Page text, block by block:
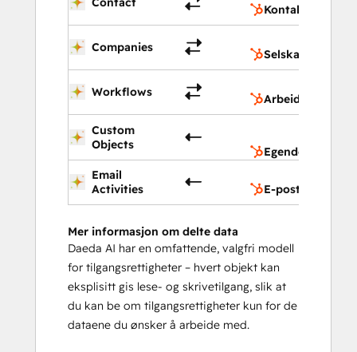
Kontakter
Companies
Workflows
Arbeidsflyt
Custom
Objects
Egendefinerte
Email
Activities
E-
Mer informasjon om delte data
Daeda AI har en omfattende, valgfri modell
for tilgangsrettigheter – hvert objekt kan
eksplisitt gis lese- og skrivetilgang, slik at
du kan be om tilgangsrettigheter kun for de
dataene du ønsker å arbeide med.